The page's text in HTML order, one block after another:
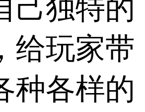
己独特的
给玩家带
种各样的